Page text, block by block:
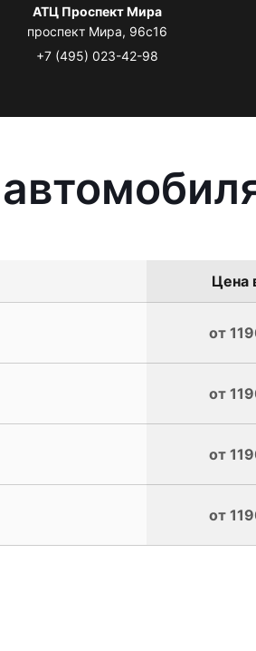
АТЦ Проспект Мира
проспект Мира, 96с16
+7 (495) 023-42-98
Цена
от
от
от
от